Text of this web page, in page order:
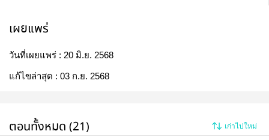
เผยแพร่
วันที่เผยแพร่ : 20 มิ.ย. 2568
แก้ไขล่าสุด : 03 ก.ย. 2568
ตอนทั้งหมด (21) เก่าไปใหม่